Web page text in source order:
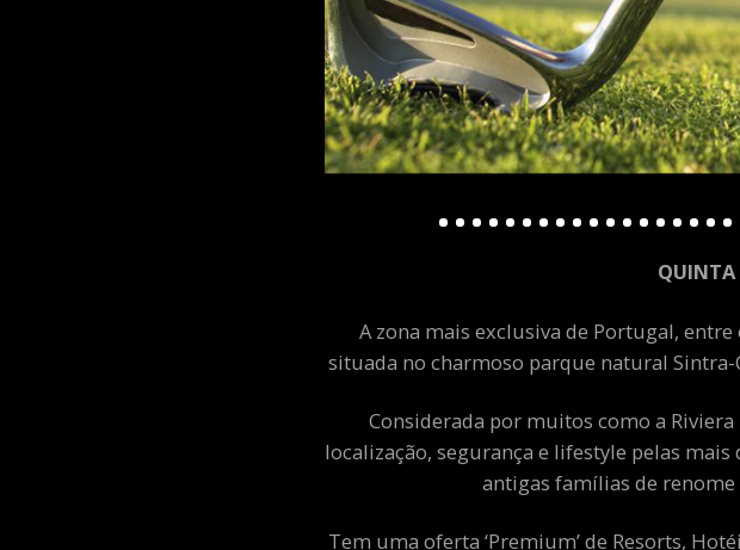
QUINTA
A zona mais exclusiva de Portugal,
situada no charmoso parque natural Sintra-
Considerada por muitos como a
localização, segurança e lifestyle pelas
antigas famílias de renome
Tem uma oferta ‘Premium’ de Resorts,